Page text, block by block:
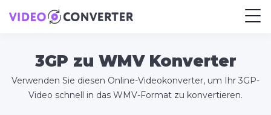
3GP zu WMV Konverter
Verwenden Sie diesen Online-Videokonverter, um Ihr 3GP-
Video schnell in das WMV-Format zu konvertieren.